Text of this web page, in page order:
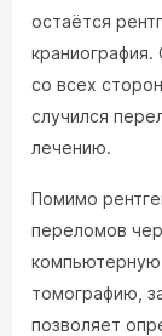
остаётся
со всех
случился
лечению.
Помимо
переломов
компьютерную
томографию,
позволяет